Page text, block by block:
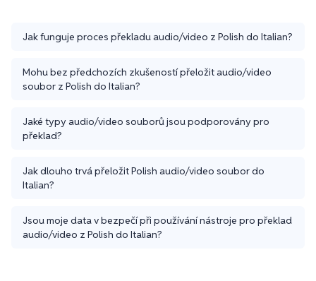
Jak funguje proces překladu audio/video z Polish do Italian?
Mohu bez předchozích zkušeností přeložit audio/video
soubor z Polish do Italian?
Jaké typy audio/video souborů jsou podporovány pro
překlad?
Jak dlouho trvá přeložit Polish audio/video soubor do
Italian?
Jsou moje data v bezpečí při používání nástroje pro překlad
audio/video z Polish do Italian?